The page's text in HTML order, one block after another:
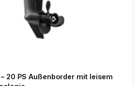
– 20 PS Außenborder mit leisem